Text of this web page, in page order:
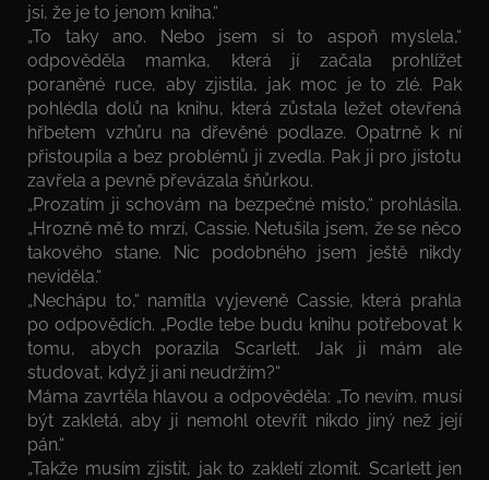
jsi, že je to jenom kniha.“
„To taky ano. Nebo jsem si to aspoň myslela,“
odpověděla mamka, která jí začala prohlížet
poraněné ruce, aby zjistila, jak moc je to zlé. Pak
pohlédla dolů na knihu, která zůstala ležet otevřená
hřbetem vzhůru na dřevěné podlaze. Opatrně k ní
přistoupila a bez problémů ji zvedla. Pak ji pro jistotu
zavřela a pevně převázala šňůrkou.
„Prozatím ji schovám na bezpečné místo,“ prohlásila.
„Hrozně mě to mrzí, Cassie. Netušila jsem, že se něco
takového stane. Nic podobného jsem ještě nikdy
neviděla.“
„Nechápu to,“ namítla vyjeveně Cassie, která prahla
po odpovědích. „Podle tebe budu knihu potřebovat k
tomu, abych porazila Scarlett. Jak ji mám ale
studovat, když ji ani neudržím?“
Máma zavrtěla hlavou a odpověděla: „To nevím. musí
být zakletá, aby ji nemohl otevřít nikdo jiný než její
pán.“
„Takže musím zjistit, jak to zakletí zlomit. Scarlett jen